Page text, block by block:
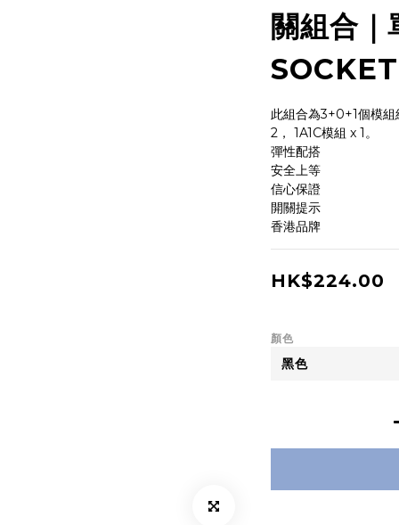
關組合
此組合為3+0+1個模
2， 1A1C模組 x 1。
彈性配搭
安全上等
信心保證
開關提示
香港品牌
HK$224.00
顏色